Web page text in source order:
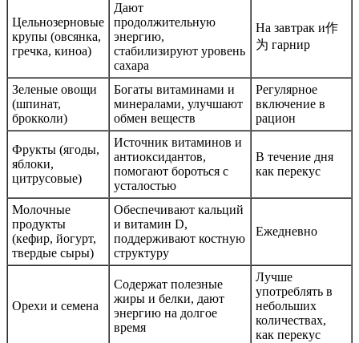
Цельнозерновые
крупы (овсянка,
гречка, киноа)
Дают
продолжительную
энергию,
стабилизируют уровень
сахара
На завтрак и作
为 гарнир
Зеленые овощи
(шпинат,
брокколи)
Богаты витаминами и
минералами, улучшают
обмен веществ
Регулярное
включение в
рацион
Фрукты (ягоды,
яблоки,
цитрусовые)
Источник витаминов и
антиоксидантов,
помогают бороться с
усталостью
В течение дня
как перекус
Молочные
продукты
(кефир, йогурт,
твердые сыры)
Обеспечивают кальций
и витамин D,
поддерживают костную
структуру
Ежедневно
Орехи и семена
Содержат полезные
жиры и белки, дают
энергию на долгое
время
Лучше
употреблять в
небольших
количествах,
как перекус